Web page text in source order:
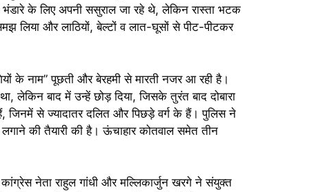
के लिए अपनी ससुराल जा रहे थे, लेकिन रास्ता भटक
लिया और लाठियों, बेल्टों व लात-घूसों से पीट-पीटकर
के नाम” पूछती और बेरहमी से मारती नजर आ रही है।
लेकिन बाद में उन्हें छोड़ दिया, जिसके तुरंत बाद दोबारा
जिनमें से ज्यादातर दलित और पिछड़े वर्ग के हैं। पुलिस ने
लगाने की तैयारी की है। ऊंचाहार कोतवाल समेत तीन
नेता राहुल गांधी और मल्लिकार्जुन खरगे ने संयुक्त